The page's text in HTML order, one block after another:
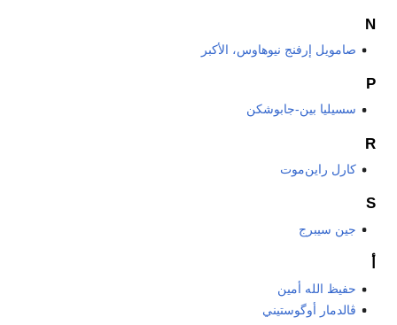
N
صامويل إرفنج نيوهاوس، الأكبر
P
سسيليا بين-جابوشكن
R
كارل راين‌موت
S
جين سيبرج
حفيظ الله أمين
ڤالدمار أوگوستيني